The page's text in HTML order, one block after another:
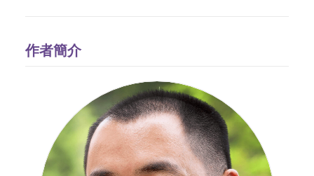
作者簡介